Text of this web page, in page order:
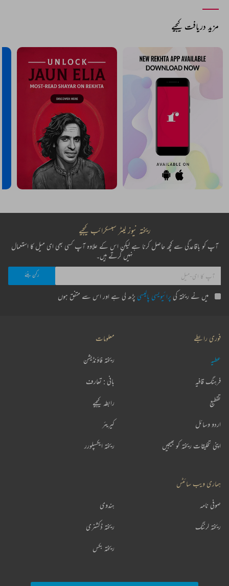
مزید دریافت کیجیے
ریختہ نیوز لیٹر سبسکرائب کیجیے
آپ کو باقاعدگی سے کچھ حاصل کرنا ہے لیکن اس کے علاوہ آپ کسی بھی ای میل کا استعمال
نہیں کرتے ہیں۔
میں نے ریختہ کی پرائیویسی پالیسی پڑھ لی ہے اور اس سے متفق ہوں
فوری رابطے
عطیہ
فرہنگ قافیہ
تقطیع
اردو وسائل
اپنی تخلیقات ریختہ کو بھیجیں
معلومات
ریختہ فاؤنڈیشن
بانی : تعارف
رابطہ کیجیے
کیریئر
ریختہ ایکسپلورر
ہماری ویب سائٹس
ہندوی صوفی نامہ
ریختہ ڈکشنری ریختہ لرننگ
ریختہ بکس